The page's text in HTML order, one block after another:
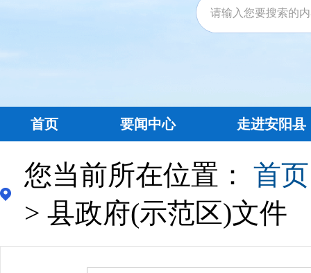
首页 要闻中心 走进安阳县
您当前所在位置： 首页
> 县政府(示范区)文件